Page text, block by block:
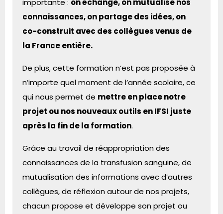
importante : on échange, on mutualise nos
connaissances, on partage des idées, on
co-construit avec des collègues venus de
la France entière.
De plus, cette formation n’est pas proposée à
n’importe quel moment de l’année scolaire, ce
qui nous permet de mettre en place notre
projet ou nos nouveaux outils en IFSI juste
après la fin de la formation.
Grâce au travail de réappropriation des
connaissances de la transfusion sanguine, de
mutualisation des informations avec d’autres
collègues, de réflexion autour de nos projets,
chacun propose et développe son projet ou